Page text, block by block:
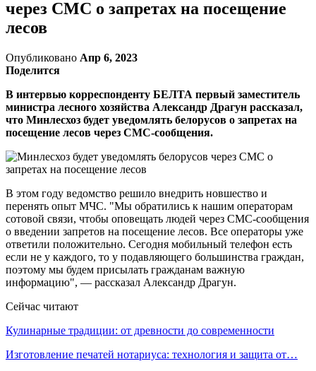
через СМС о запретах на посещение
лесов
Опубликовано Апр 6, 2023
Поделится
В интервью корреспонденту БЕЛТА первый заместитель
министра лесного хозяйства Александр Драгун рассказал,
что Минлесхоз будет уведомлять белорусов о запретах на
посещение лесов через СМС-сообщения.
В этом году ведомство решило внедрить новшество и
перенять опыт МЧС. "Мы обратились к нашим операторам
сотовой связи, чтобы оповещать людей через СМС-сообщения
о введении запретов на посещение лесов. Все операторы уже
ответили положительно. Сегодня мобильный телефон есть
если не у каждого, то у подавляющего большинства граждан,
поэтому мы будем присылать гражданам важную
информацию", — рассказал Александр Драгун.
Сейчас читают
Кулинарные традиции: от древности до современности
Изготовление печатей нотариуса: технология и защита от…